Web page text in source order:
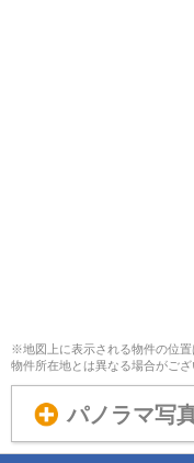
※地図上に表示される物件の位
物件所在地とは異なる場合がござ
パノラマ写